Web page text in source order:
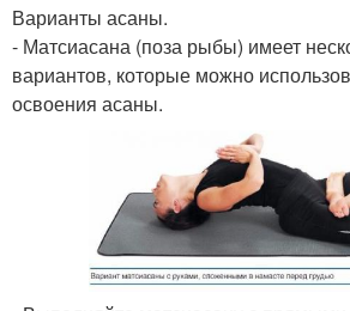
Варианты асаны.
- Матсиасана (поза рыбы) имеет
вариантов, которые можно
освоения асаны.